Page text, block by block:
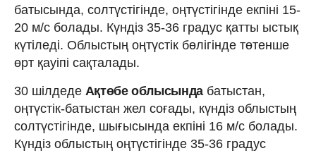
батысында, солтүстігінде, оңтүстігінде екпіні 15-
20 м/с болады. Күндіз 35-36 градус қатты ыстық
күтіледі. Облыстың оңтүстік бөлігінде төтенше
өрт қауіпі сақталады.
30 шілдеде Ақтөбе облысындабатыстан,
оңтүстік-батыстан жел соғады, күндіз облыстың
солтүстігінде, шығысында екпіні 16 м/с болады.
Күндіз облыстың оңтүстігінде 35-36 градус